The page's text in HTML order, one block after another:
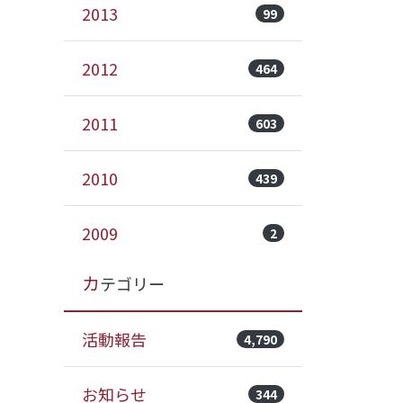
2013 99
2012 464
2011 603
2010 439
2009 2
カテゴリー
活動報告 4,790
お知らせ 344